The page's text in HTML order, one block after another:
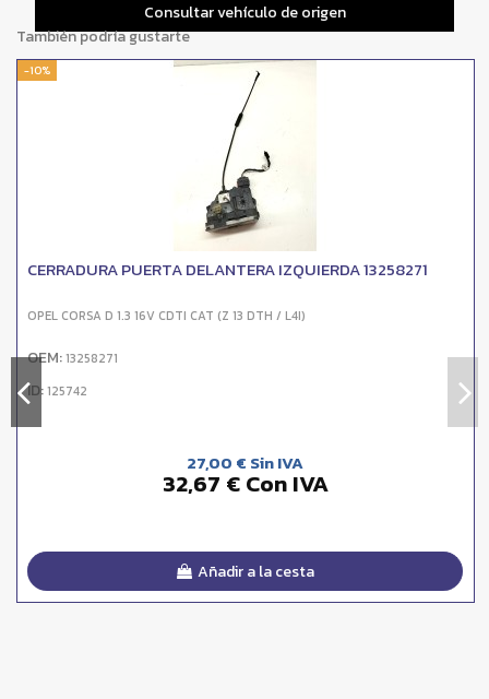
Consultar vehículo de origen
También podría gustarte
-10%
CERRADURA PUERTA DELANTERA IZQUIERDA 13258271
OPEL CORSA D 1.3 16V CDTI CAT (Z 13 DTH / L4I)
OEM:13258271
ID:125742
27,00 € Sin IVA
32,67 € Con IVA
Añadir a la cesta